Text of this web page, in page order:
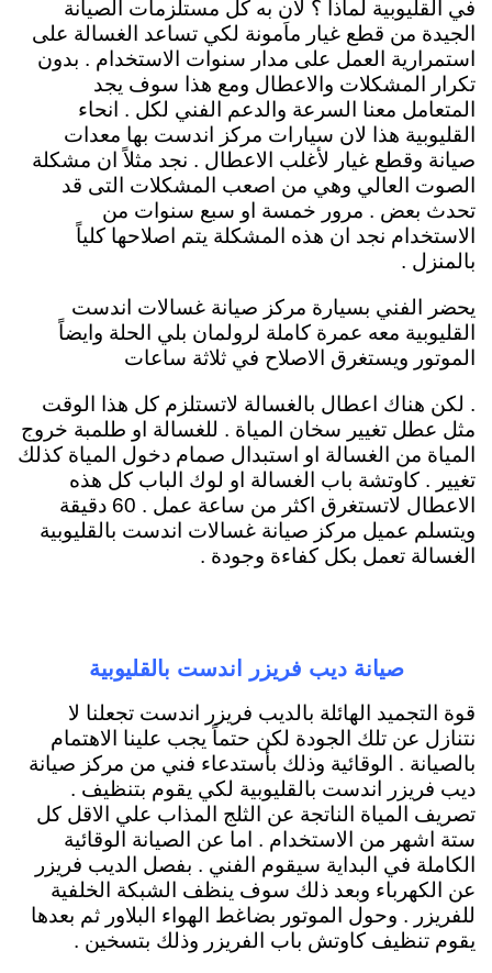
في القليوبية لماذا ؟ لان به كل مستلزمات الصيانة
الجيدة من قطع غيار ماَمونة لكي تساعد الغسالة على
استمرارية العمل على مدار سنوات الاستخدام . بدون
تكرار المشكلات والاعطال ومع هذا سوف يجد
المتعامل معنا السرعة والدعم الفني لكل . انحاء
القليوبية هذا لان سيارات مركز اندست بها معدات
صيانة وقطع غيار لأغلب الاعطال . نجد مثلاً ان مشكلة
الصوت العالي وهي من اصعب المشكلات التى قد
تحدث بعض . مرور خمسة او سبع سنوات من
الاستخدام نجد ان هذه المشكلة يتم اصلاحها كلياً
بالمنزل .
يحضر الفني بسيارة مركز صيانة غسالات اندست
القليوبية معه عمرة كاملة لرولمان بلي الحلة وايضاً
الموتور ويستغرق الاصلاح في ثلاثة ساعات
. لكن هناك اعطال بالغسالة لاتستلزم كل هذا الوقت
مثل عطل تغيير سخان المياة . للغسالة او طلمبة خروج
المياة من الغسالة او استبدال صمام دخول المياة كذلك
تغيير . كاوتشة باب الغسالة او لوك الباب كل هذه
الاعطال لاتستغرق اكثر من ساعة عمل . 60 دقيقة
ويتسلم عميل مركز صيانة غسالات اندست بالقليوبية
الغسالة تعمل بكل كفاءة وجودة .
صيانة ديب فريزر اندست بالقليوبية
قوة التجميد الهائلة بالديب فريزر اندست تجعلنا لا
نتنازل عن تلك الجودة لكن حتماً يجب علينا الاهتمام
بالصيانة . الوقائية وذلك بأستدعاء فني من مركز صيانة
ديب فريزر اندست بالقليوبية لكي يقوم بتنظيف .
تصريف المياة الناتجة عن الثلج المذاب علي الاقل كل
ستة اشهر من الاستخدام . اما عن الصيانة الوقائية
الكاملة في البداية سيقوم الفني . بفصل الديب فريزر
عن الكهرباء وبعد ذلك سوف ينظف الشبكة الخلفية
للفريزر . وحول الموتور بضاغط الهواء البلاور ثم بعدها
يقوم تنظيف كاوتش باب الفريزر وذلك بتسخين .